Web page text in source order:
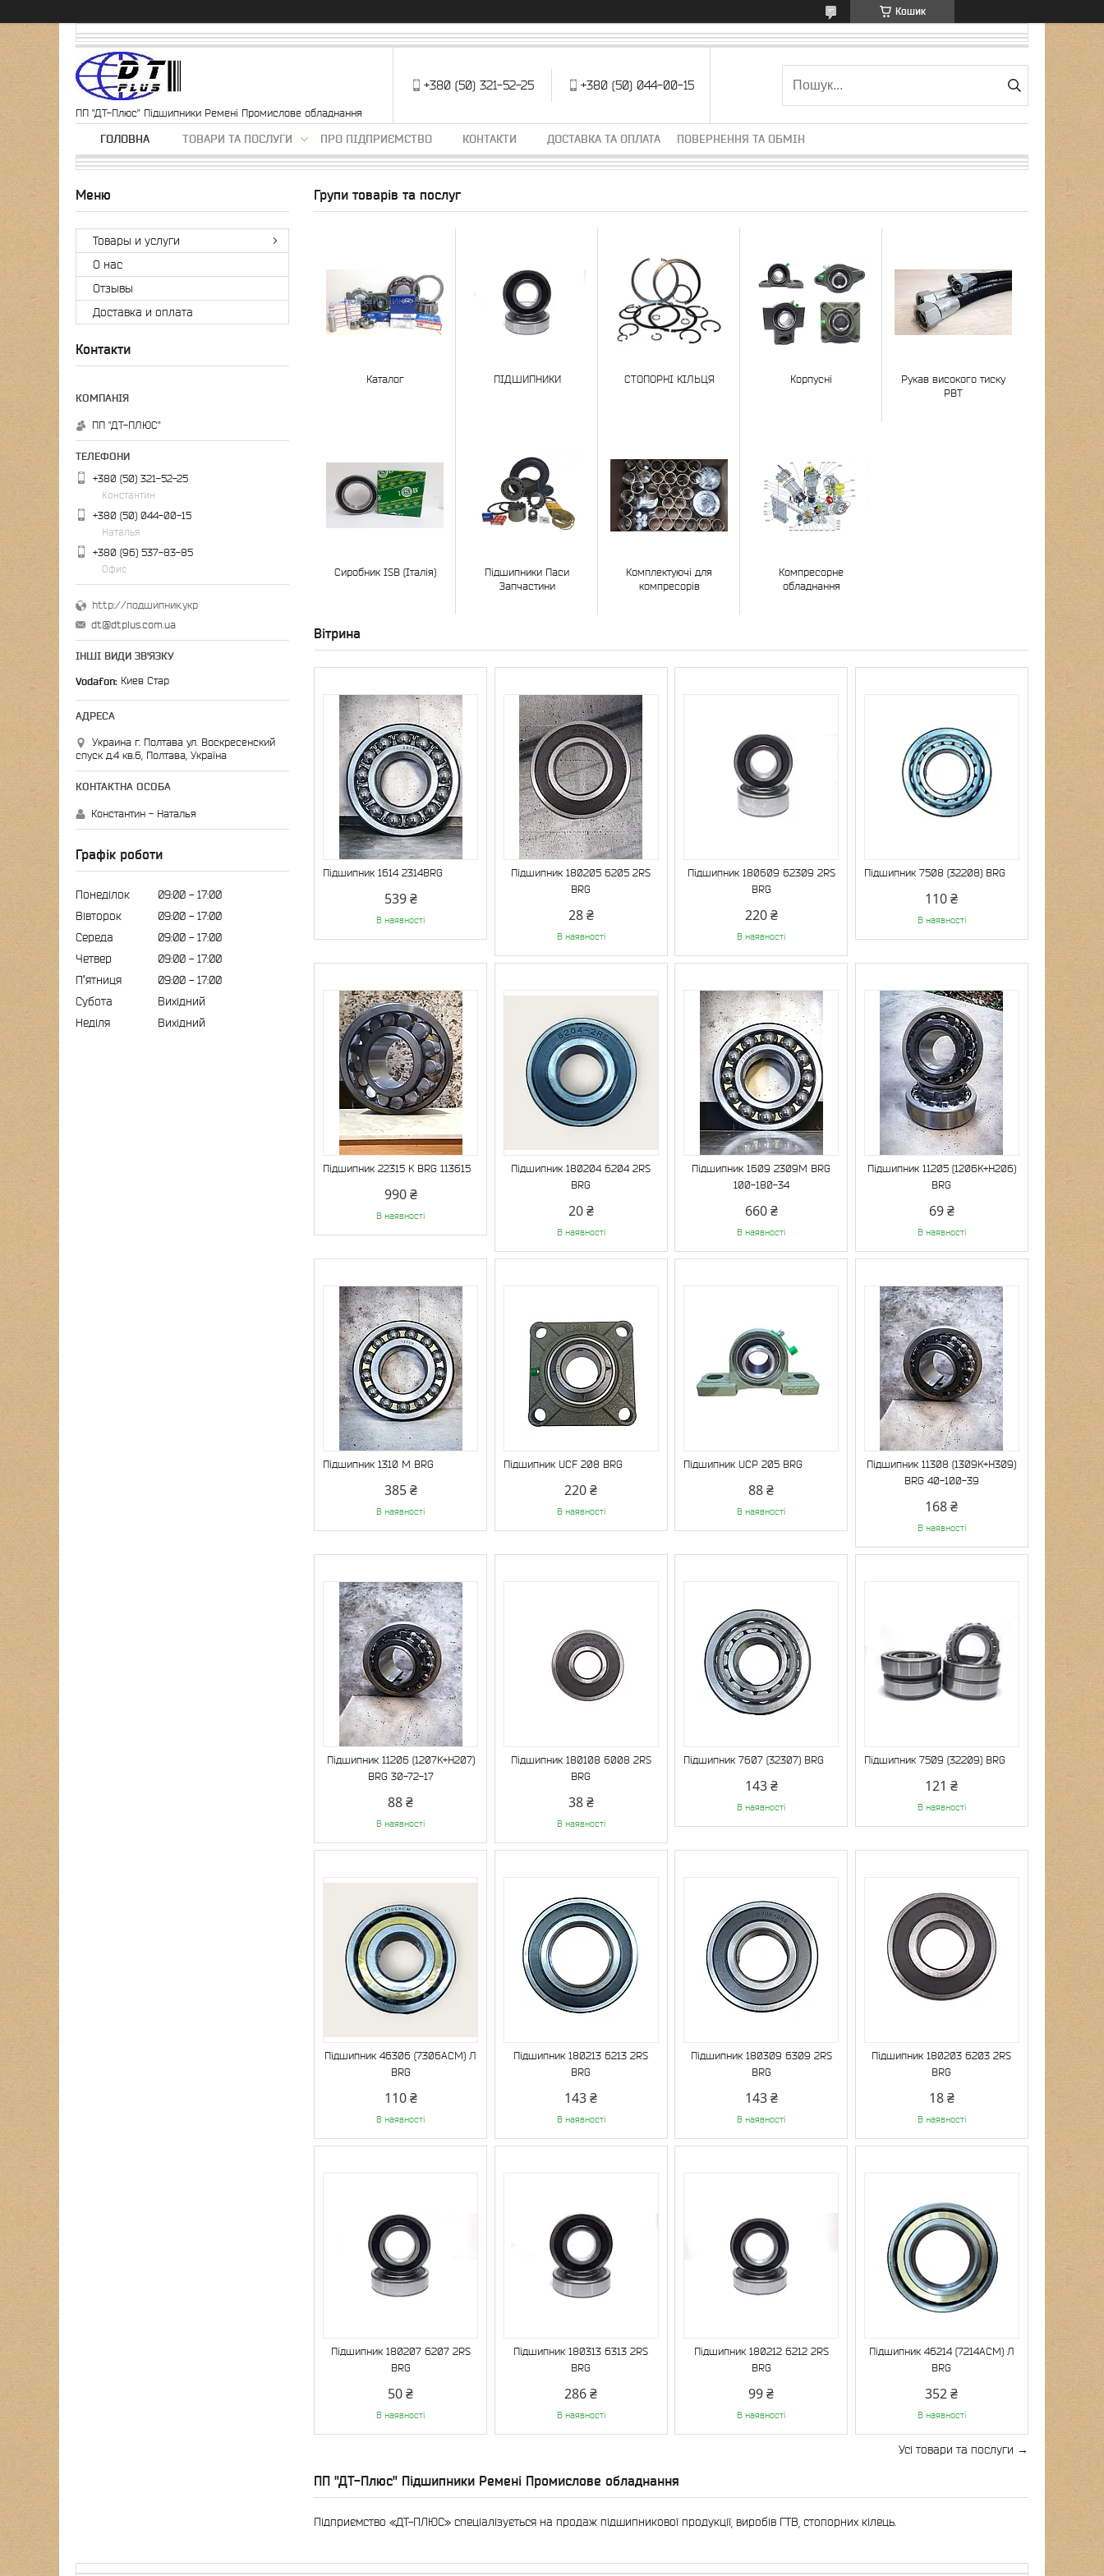
Кошик
ПП "ДТ-Плюс" Підшипники Ремені Промислове обладнання
+380 (50) 321-52-25 +380 (50) 044-00-15
ГОЛОВНА ТОВАРИ ТА ПОСЛУГИ ПРО ПІДПРИЄМСТВО КОНТАКТИ ДОСТАВКА ТА ОПЛАТА ПОВЕРНЕННЯ ТА ОБМІН
Групи товарів та послуг
Каталог ПІДШИПНИКИ СТОПОРНІ КІЛЬЦЯ Корпусні
Рукав високого тиску
РВТ
Сиробник ISB (Італія)
Підшипники Паси
Запчастини
Комплектуючі для
компресорів
Компресорне
обладнання
Вітрина
Підшипник 1614 2314BRG
539 ₴
В наявності
Підшипник 180205 6205 2RS
BRG
28 ₴
В наявності
Підшипник 180609 62309 2RS
BRG
220 ₴
В наявності
Підшипник 7508 (32208) BRG
110 ₴
В наявності
Підшипник 22315 K BRG 113615
990 ₴
В наявності
Підшипник 180204 6204 2RS
BRG
20 ₴
В наявності
Підшипник 1609 2309M BRG
100-180-34
660 ₴
В наявності
Підшипник 11205 (1206K+H206)
BRG
69 ₴
В наявності
Підшипник 1310 М BRG
385 ₴
В наявності
Підшипник UCF 208 BRG
220 ₴
В наявності
Підшипник UCP 205 BRG
88 ₴
В наявності
Підшипник 11308 (1309K+H309)
BRG 40-100-39
168 ₴
В наявності
Підшипник 11206 (1207K+H207)
BRG 30-72-17
88 ₴
В наявності
Підшипник 180108 6008 2RS
BRG
38 ₴
В наявності
Підшипник 7607 (32307) BRG
143 ₴
В наявності
Підшипник 7509 (32209) BRG
121 ₴
В наявності
Підшипник 46306 (7306ACM) Л
BRG
110 ₴
В наявності
Підшипник 180213 6213 2RS
BRG
143 ₴
В наявності
Підшипник 180309 6309 2RS
BRG
143 ₴
В наявності
Підшипник 180203 6203 2RS
BRG
18 ₴
В наявності
Підшипник 180207 6207 2RS
BRG
50 ₴
В наявності
Підшипник 180313 6313 2RS
BRG
286 ₴
В наявності
Підшипник 180212 6212 2RS
BRG
99 ₴
В наявності
Підшипник 46214 (7214АСМ) Л
BRG
352 ₴
В наявності
Усі товари та послуги
ПП "ДТ-Плюс" Підшипники Ремені Промислове обладнання
Підприємство «ДТ-ПЛЮС» спеціалізується на продаж підшипникової продукції, виробів ГТВ, стопорних кілець.
Товары и услуги
О нас
Отзывы
Доставка и оплата
Контакти
ПП "ДТ-ПЛЮС"
+380 (50) 321-52-25
Константин
+380 (50) 044-00-15
Наталья
+380 (96) 537-83-85
Офис
http://подшипник.укр
dt@dtplus.com.ua
ІНШІ ВИДИ ЗВ'ЯЗКУ
Vodafon Киев Стар
Украина г. Полтава ул. Воскресенский
спуск д.4 кв.6, Полтава, Україна
Константин - Наталья
Графік роботи
Понеділок 09:00
17:00
Вівторок
09:00
17:00
Середа
09:00
17:00
Четвер
09:00
17:00
Пʼятниця
09:00
17:00
Субота
Вихідний
Неділя
Вихідний